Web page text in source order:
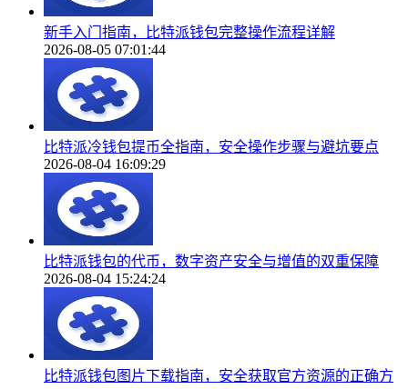
新手入门指南，比特派钱包完整操作流程详解
2026-08-05 07:01:44
比特派冷钱包提币全指南，安全操作步骤与避坑要点
2026-08-04 16:09:29
比特派钱包的代币，数字资产安全与增值的双重保障
2026-08-04 15:24:24
比特派钱包图片下载指南，安全获取官方资源的正确方